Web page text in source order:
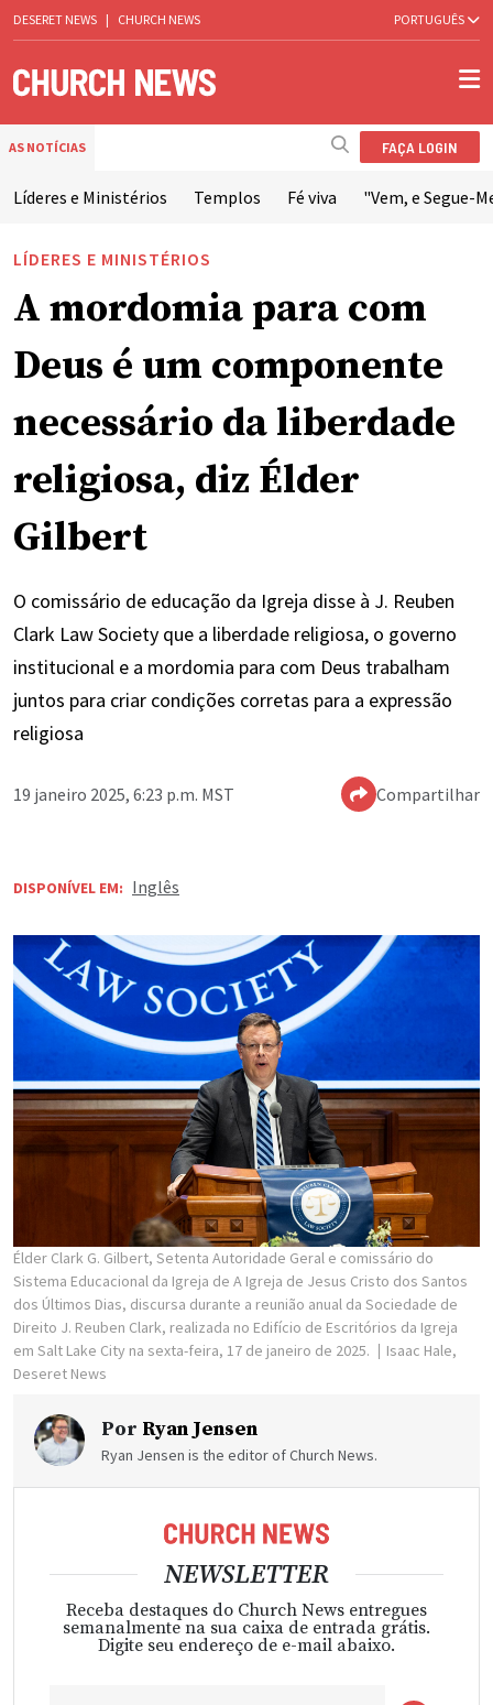
DESERET NEWS | CHURCH NEWS PORTUGUÊS
AS NOTÍCIAS FAÇA LOGIN
Líderes e Ministérios Templos Fé viva "Vem, e Segue-
LÍDERES E MINISTÉRIOS
A mordomia para com
Deus é um componente
necessário da liberdade
religiosa, diz Élder
Gilbert
O comissário de educação da Igreja disse à J. Reuben
Clark Law Society que a liberdade religiosa, o governo
institucional e a mordomia para com Deus trabalham
juntos para criar condições corretas para a expressão
religiosa
19 janeiro 2025, 6:23 p.m. MST Compartilhar
DISPONÍVEL EM: Inglês
Élder Clark G. Gilbert, Setenta Autoridade Geral e comissário do
Sistema Educacional da Igreja de A Igreja de Jesus Cristo dos Santos
dos Últimos Dias, discursa durante a reunião anual da Sociedade de
Direito J. Reuben Clark, realizada no Edifício de Escritórios da Igreja
em Salt Lake City na sexta-feira, 17 de janeiro de 2025.
Isaac Hale,
Deseret News
Por Ryan Jensen
Ryan Jensen is the editor of Church News.
NEWSLETTER
Receba destaques do Church News entregues
semanalmente na sua caixa de entrada grátis.
Digite seu endereço de e-mail abaixo.